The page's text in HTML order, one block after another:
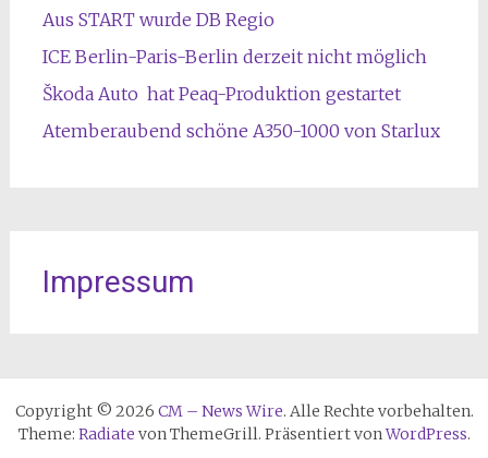
Aus START wurde DB Regio
ICE Berlin-Paris-Berlin derzeit nicht möglich
Škoda Auto hat Peaq-Produktion gestartet
Atemberaubend schöne A350-1000 von Starlux
Impressum
Copyright © 2026 CM – News Wire. Alle Rechte vorbehalten.
Theme: Radiate von ThemeGrill. Präsentiert vonWordPress.